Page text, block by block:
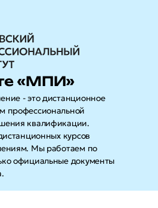
«МПИ»
- это дистанционное
профессиональной
квалификации.
курсов
Мы работаем по
официальные документы